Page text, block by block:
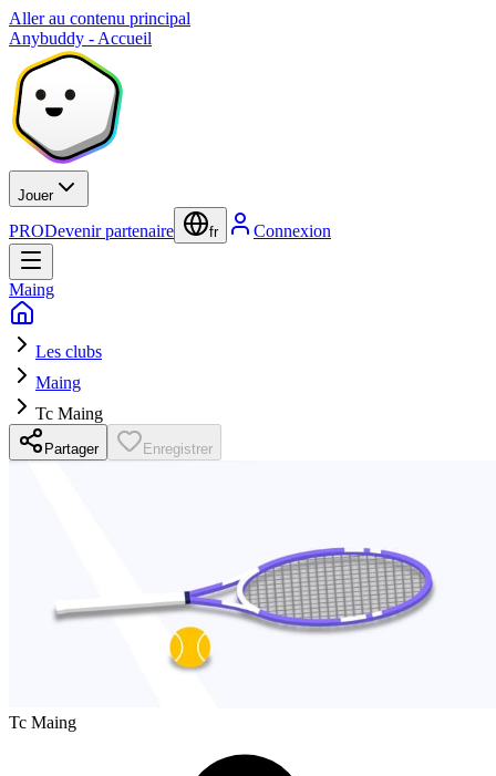
Aller au contenu principal
Anybuddy - Accueil
Jouer
PRODevenir partenaire fr Connexion
Maing
Les clubs
Maing
Tc Maing
Partager Enregistrer
Tc Maing